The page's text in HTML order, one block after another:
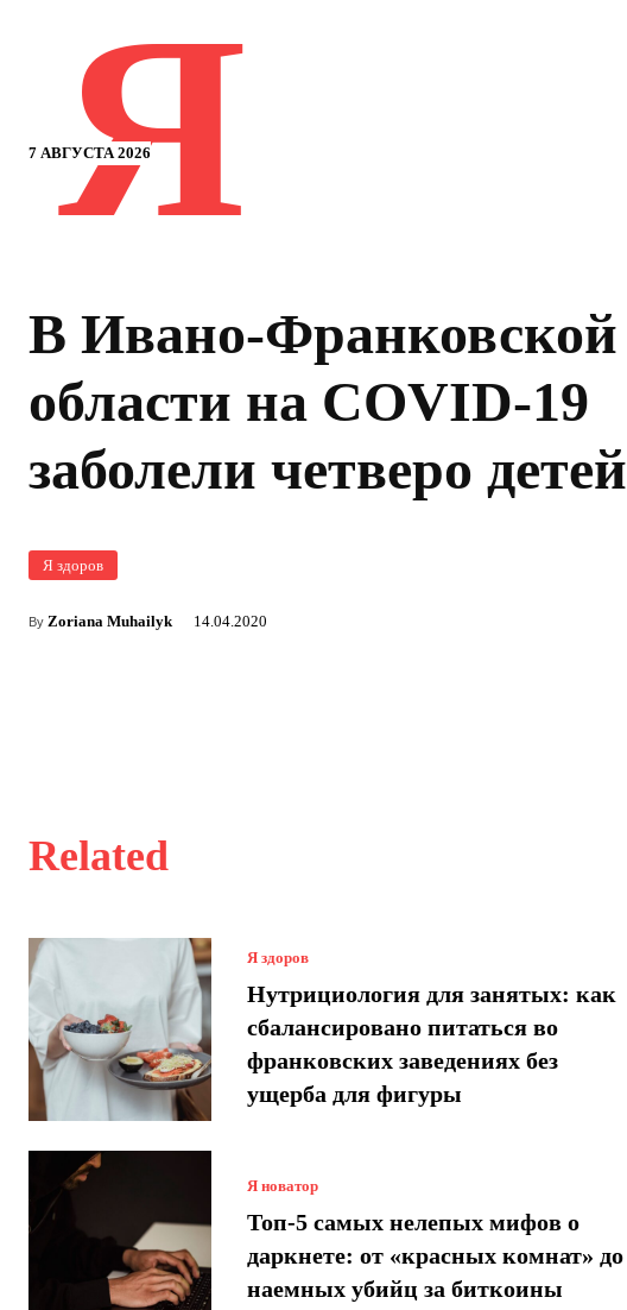
7 АВГУСТА 2026
Я
В Ивано-Франковской
области на COVID-19
заболели четверо детей
Я здоров
By Zoriana Muhailyk 14.04.2020
Related
Я здоров
Нутрициология для занятых: как
сбалансировано питаться во
франковских заведениях без
ущерба для фигуры
Я новатор
Топ-5 самых нелепых мифов о
даркнете: от «красных комнат» до
наемных убийц за биткоины